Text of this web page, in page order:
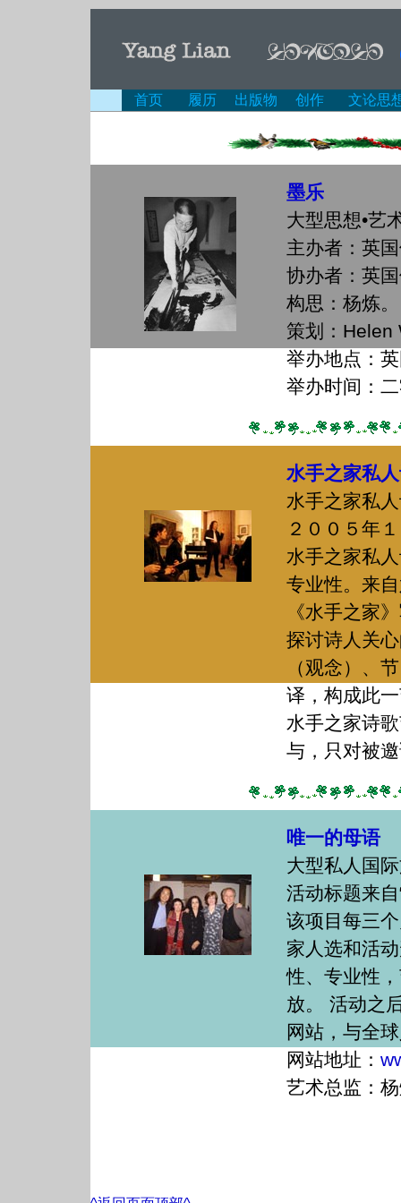
首页 履历 出版物 创作 文论思
墨乐
大型思想•艺
主办者：英
协办者：英
构思：杨炼。
策划：Helen
举办地点：
举办时间：
水手之家私
水手之家私
２００５年
水手之家私
专业性。来
《水手之家
探讨诗人关
（观念）、
译，构成此
水手之家诗
与，只对被
唯一的母语
大型私人国
活动标题来
该项目每三
家人选和活
性、专业性
放。 活动之
网站，与全
网站地址：
艺术总监：